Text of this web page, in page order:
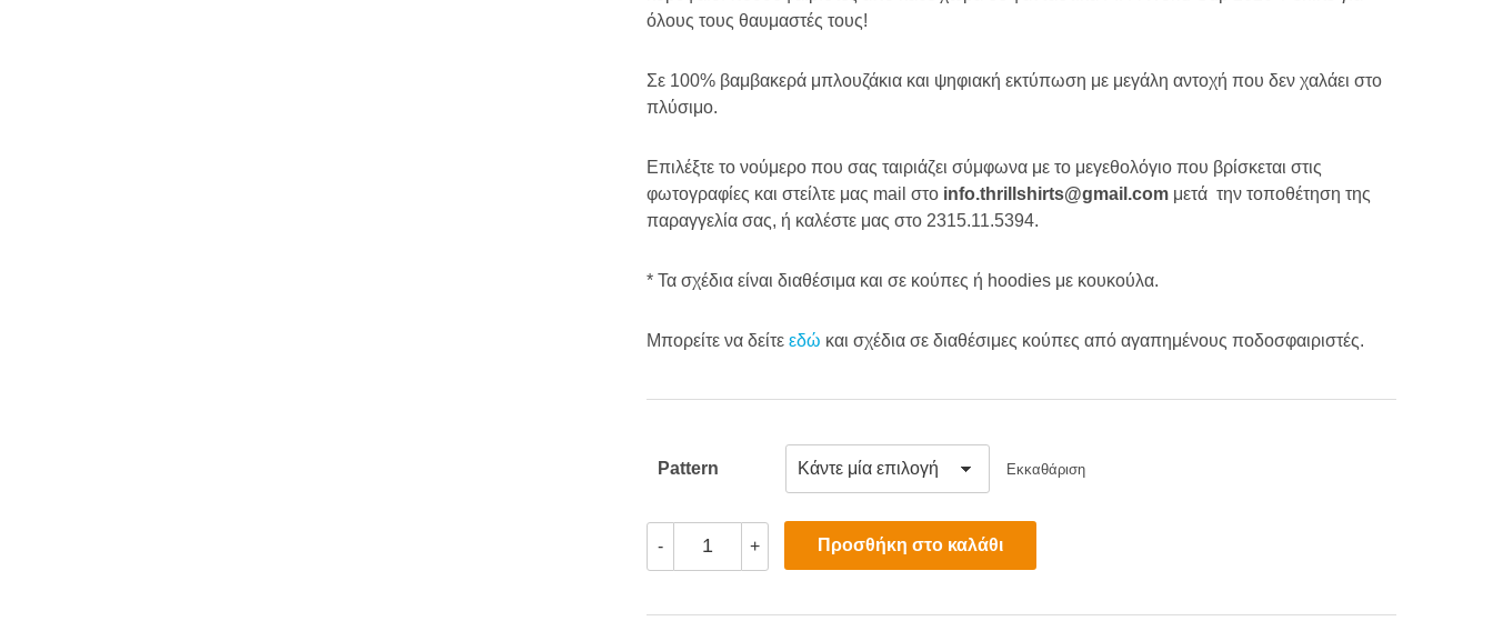
όλους τους θαυμαστές τους!
Σε 100% βαμβακερά μπλουζάκια και ψηφιακή εκτύπωση με μεγάλη αντοχή που δεν χαλάει στο
πλύσιμο.
Επιλέξτε το νούμερο που σας ταιριάζει σύμφωνα με το μεγεθολόγιο που βρίσκεται στις
φωτογραφίες και στείλτε μας mail στο info.thrillshirts@gmail.com μετά την τοποθέτηση της
παραγγελία σας, ή καλέστε μας στο 2315.11.5394.
* Τα σχέδια είναι διαθέσιμα και σε κούπες ή hoodies με κουκούλα.
Μπορείτε να δείτε εδώ και σχέδια σε διαθέσιμες κούπες από αγαπημένους ποδοσφαιριστές.
Pattern Εκκαθάριση
-
World
Cup
T-
+ Προσθήκη στο καλάθι